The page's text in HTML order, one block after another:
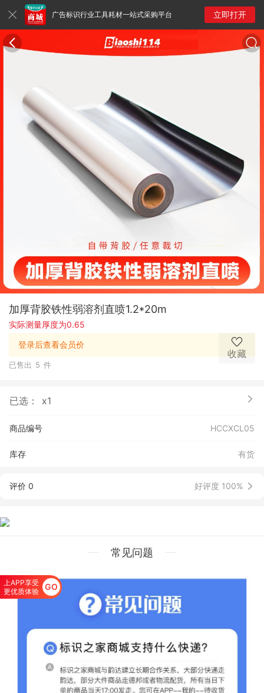
广告标识行业工具耗材一站式采购平台 立即打开
上APP享受
更优质体验
GO
加厚背胶铁性弱溶剂直喷1.2*20m
实际测量厚度为0.65
登录后查看会员价
收藏
已售出 5 件
已选： x1
商品编号 HCCXCL05
库存 有货
评价 0 好评度 100%
常见问题